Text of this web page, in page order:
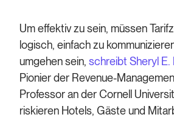
Um effektiv zu sein, müssen
logisch, einfach zu
umgehen sein,schreibt Sheryl E.
Pionier der Revenue-
Professor an der Cornell
riskieren Hotels, Gäste und